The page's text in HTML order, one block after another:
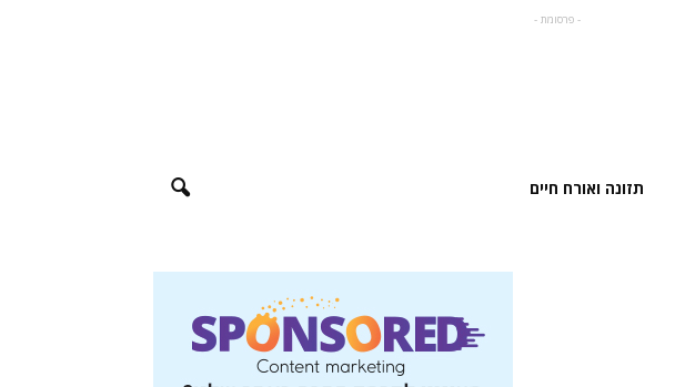
- פרסומת -
תזונה ואורח חיים